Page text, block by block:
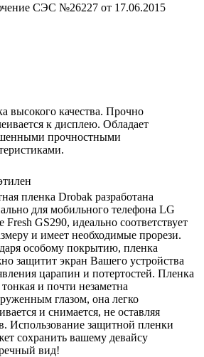
СЭС №26227 от 17.06.2015
высокого качества. Прочно
к дисплею. Обладает
прочностными
пленка Drobak разработана
для мобильного телефона LG
Fresh GS290, идеально соответствует
и имеет необходимые прорези.
особому покрытию, пленка
защитит экран Вашего устройства
царапин и потертостей. Пленка
и почти незаметна
глазом, она легко
и снимается, не оставляя
Использование защитной пленки
сохранить вашему девайсу
вид!